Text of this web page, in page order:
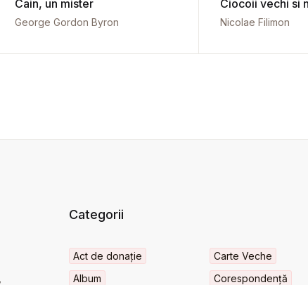
Cain, un mister
George Gordon Byron
Ciocoii vechi si
Nicolae Filimon
Categorii
Act de donație
Album
Carte Veche
Corespondență